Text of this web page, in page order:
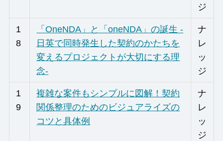
ジ
1
8
「OneNDA」と「oneNDA」の誕生 -
日英で同時発生した契約のかたちを
変えるプロジェクトが大切にする理
念-
ナ
レ
ッ
ジ
1
9
複雑な案件もシンプルに図解！契約
関係整理のためのビジュアライズの
コツと具体例
ナ
レ
ッ
ジ